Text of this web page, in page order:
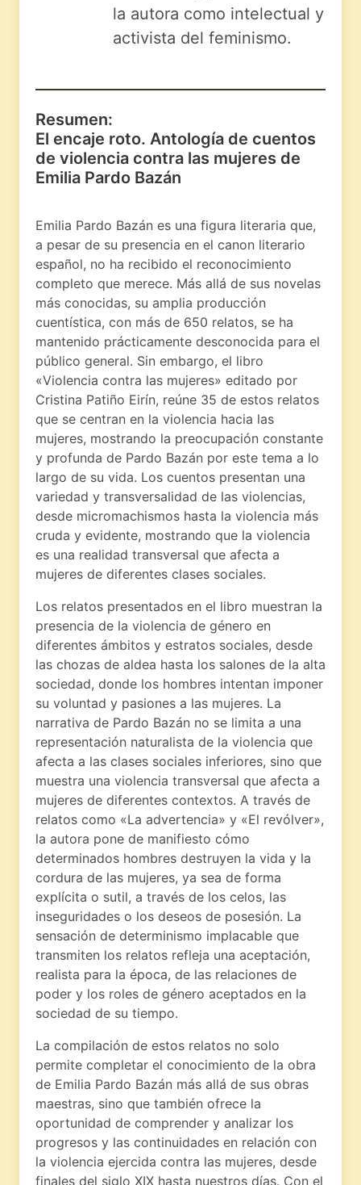
la autora como intelectual y
activista del feminismo.
Resumen:
El encaje roto. Antología de cuentos
de violencia contra las mujeres de
Emilia Pardo Bazán
Emilia Pardo Bazán es una figura literaria que,
a pesar de su presencia en el canon literario
español, no ha recibido el reconocimiento
completo que merece. Más allá de sus novelas
más conocidas, su amplia producción
cuentística, con más de 650 relatos, se ha
mantenido prácticamente desconocida para el
público general. Sin embargo, el libro
«Violencia contra las mujeres» editado por
Cristina Patiño Eirín, reúne 35 de estos relatos
que se centran en la violencia hacia las
mujeres, mostrando la preocupación constante
y profunda de Pardo Bazán por este tema a lo
largo de su vida. Los cuentos presentan una
variedad y transversalidad de las violencias,
desde micromachismos hasta la violencia más
cruda y evidente, mostrando que la violencia
es una realidad transversal que afecta a
mujeres de diferentes clases sociales.
Los relatos presentados en el libro muestran la
presencia de la violencia de género en
diferentes ámbitos y estratos sociales, desde
las chozas de aldea hasta los salones de la alta
sociedad, donde los hombres intentan imponer
su voluntad y pasiones a las mujeres. La
narrativa de Pardo Bazán no se limita a una
representación naturalista de la violencia que
afecta a las clases sociales inferiores, sino que
muestra una violencia transversal que afecta a
mujeres de diferentes contextos. A través de
relatos como «La advertencia» y «El revólver»,
la autora pone de manifiesto cómo
determinados hombres destruyen la vida y la
cordura de las mujeres, ya sea de forma
explícita o sutil, a través de los celos, las
inseguridades o los deseos de posesión. La
sensación de determinismo implacable que
transmiten los relatos refleja una aceptación,
realista para la época, de las relaciones de
poder y los roles de género aceptados en la
sociedad de su tiempo.
La compilación de estos relatos no solo
permite completar el conocimiento de la obra
de Emilia Pardo Bazán más allá de sus obras
maestras, sino que también ofrece la
oportunidad de comprender y analizar los
progresos y las continuidades en relación con
la violencia ejercida contra las mujeres, desde
finales del siglo XIX hasta nuestros días. Con el